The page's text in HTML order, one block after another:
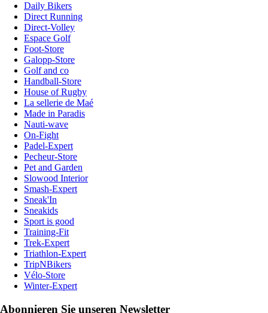
Daily Bikers
Direct Running
Direct-Volley
Espace Golf
Foot-Store
Galopp-Store
Golf and co
Handball-Store
House of Rugby
La sellerie de Maé
Made in Paradis
Nauti-wave
On-Fight
Padel-Expert
Pecheur-Store
Pet and Garden
Slowood Interior
Smash-Expert
Sneak'In
Sneakids
Sport is good
Training-Fit
Trek-Expert
Triathlon-Expert
TripNBikers
Vélo-Store
Winter-Expert
Abonnieren Sie unseren Newsletter